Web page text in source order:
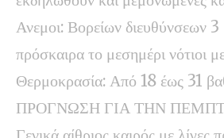
Ανεμοι: Βορείων διευθύνσεων
πρόσκαιρα το μεσημέρι νότιοι
Θερμοκρασία: Από 18 έως 31
ΠΡΟΓΝΩΣΗ ΓΙΑ ΤΗΝ